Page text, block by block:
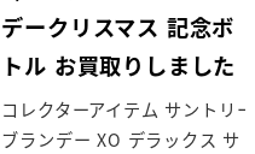
デークリスマス 記念ボ
トル お買取りしました
コレクターアイテム サントリー
ブランデー XO デラックス サ